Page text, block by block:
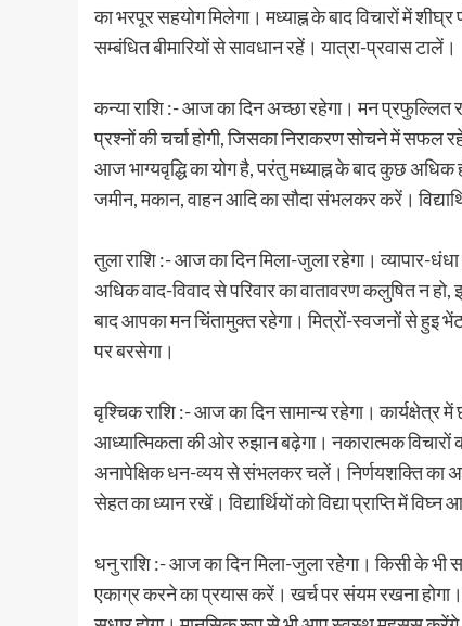
का भरपूर सहयोग मिलेगा। मध्याह्न के बाद विचारों में
सम्बंधित बीमारियों से सावधान रहें। यात्रा-प्रवास टालें।
कन्या राशि :- आज का दिन अच्छा रहेगा। मन
प्रश्नों की चर्चा होगी, जिसका निराकरण सोचने में सफल
आज भाग्यवृद्धि का योग है, परंतु मध्याह्न के बाद कुछ
जमीन, मकान, वाहन आदि का सौदा संभलकर करें।
तुला राशि :- आज का दिन मिला-जुला रहेगा। व्यापार-
अधिक वाद-विवाद से परिवार का वातावरण कलुषित न
बाद आपका मन चिंतामुक्त रहेगा। मित्रों-स्वजनों से हुइ
पर बरसेगा।
वृश्चिक राशि :- आज का दिन सामान्य रहेगा। कार्यक्षेत्र
आध्यात्मिकता की ओर रुझान बढ़ेगा। नकारात्मक
अनापेक्षिक धन-व्यय से संभलकर चलें। निर्णयशक्ति का
सेहत का ध्यान रखें। विद्यार्थियों को विद्या प्राप्ति में
धनु राशि :- आज का दिन मिला-जुला रहेगा। किसी के भी
एकाग्र करने का प्रयास करें। खर्च पर संयम रखना